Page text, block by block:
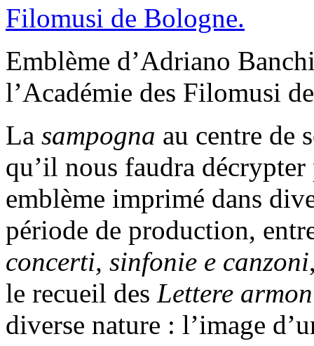
Emblème d’Adriano
l’Académie des Filomusi
La sampogna au centre de
qu’il nous faudra
emblème imprimé dans
période de production,
concerti, sinfonie e canzoni
le recueil des Lettere
diverse nature : l’image